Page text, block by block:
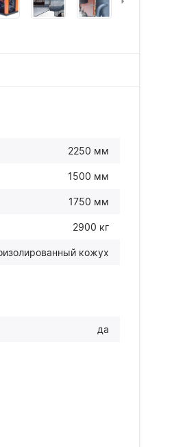
2250 мм
1500 мм
1750 мм
2900 кг
кожух
да